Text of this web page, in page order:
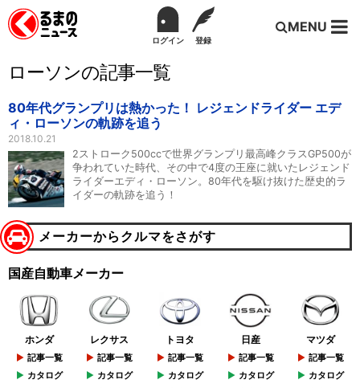
ログイン 登録
MENU
ローソンの記事一覧
80年代グランプリは熱かった！ レジェンドライダー エデ
ィ・ローソンの軌跡を追う
2018.10.21
2ストローク500ccで世界グランプリ最高峰クラスGP500が
争われていた時代、その中で4度の王座に就いたレジェンド
ライダーエディ・ローソン。80年代を駆け抜けた歴史的ラ
イダーの軌跡を追う！
メーカーからクルマをさがす
国産自動車メーカー
ホンダ
記事一覧
カタログ
レクサス
記事一覧
カタログ
トヨタ
記事一覧
カタログ
日産
記事一覧
カタログ
マツダ
記事一覧
カタログ